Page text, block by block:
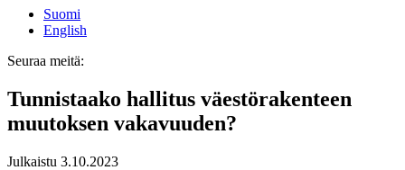
Suomi
English
Seuraa meitä:
Tunnistaako hallitus väestörakenteen
muutoksen vakavuuden?
Julkaistu 3.10.2023